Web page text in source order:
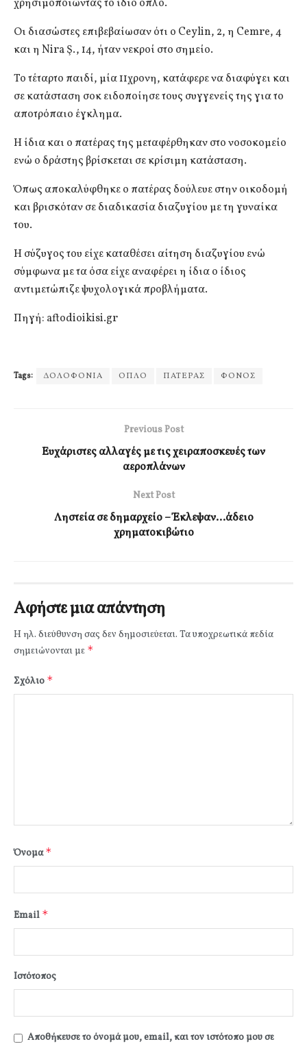
χρησιμοποιώντας το ίδιο όπλο.
Οι διασώστες επιβεβαίωσαν ότι ο Ceylin, 2, η Cemre, 4
και η Nira Ş., 14, ήταν νεκροί στο σημείο.
Το τέταρτο παιδί, μία 11χρονη, κατάφερε να διαφύγει και
σε κατάσταση σοκ ειδοποίησε τους συγγενείς της για το
αποτρόπαιο έγκλημα.
Η ίδια και ο πατέρας της μεταφέρθηκαν στο νοσοκομείο
ενώ ο δράστης βρίσκεται σε κρίσιμη κατάσταση.
Όπως αποκαλύφθηκε ο πατέρας δούλευε στην οικοδομή
και βρισκόταν σε διαδικασία διαζυγίου με τη γυναίκα
του.
Η σύζυγος του είχε καταθέσει αίτηση διαζυγίου ενώ
σύμφωνα με τα όσα είχε αναφέρει η ίδια ο ίδιος
αντιμετώπιζε ψυχολογικά προβλήματα.
Πηγή: aftodioikisi.gr
Tags: ΔΟΛΟΦΟΝΙΑ ΟΠΛΟ ΠΑΤΕΡΑΣ ΦΟΝΟΣ
Previous Post
Ευχάριστες αλλαγές με τις χειραποσκευές των
αεροπλάνων
Next Post
Ληστεία σε δημαρχείο – Έκλεψαν…άδειο
χρηματοκιβώτιο
Αφήστε μια απάντηση
Η ηλ. διεύθυνση σας δεν δημοσιεύεται. Τα υποχρεωτικά πεδία
σημειώνονται με *
Σχόλιο *
Όνομα*
Email *
Ιστότοπος
Αποθήκευσε το όνομά μου, email, και τον ιστότοπο μου σε